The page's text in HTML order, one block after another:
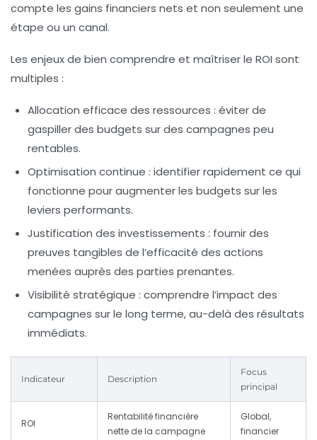
compte les gains financiers nets et non seulement une
étape ou un canal.
Les enjeux de bien comprendre et maîtriser le ROI sont
multiples :
Allocation efficace des ressources : éviter de
gaspiller des budgets sur des campagnes peu
rentables.
Optimisation continue : identifier rapidement ce qui
fonctionne pour augmenter les budgets sur les
leviers performants.
Justification des investissements : fournir des
preuves tangibles de l’efficacité des actions
menées auprès des parties prenantes.
Visibilité stratégique : comprendre l’impact des
campagnes sur le long terme, au-delà des résultats
immédiats.
Indicateur Description
Focus
principal
ROI
Rentabilité financière
nette de la campagne
Global,
financier